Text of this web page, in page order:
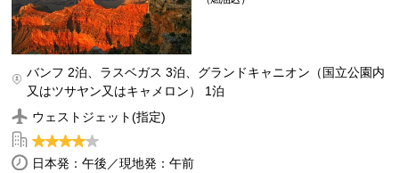
バンフ 2泊、ラスベガス 3泊、グランドキャニオン（国立公園内
又はツサヤン又はキャメロン） 1泊
ウェストジェット(指定)
日本発：午後／現地発：午前